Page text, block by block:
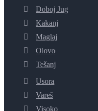
Doboj Jug
Kakanj
Maglaj
Olovo
Tešanj
Usora
Vareš
Visoko